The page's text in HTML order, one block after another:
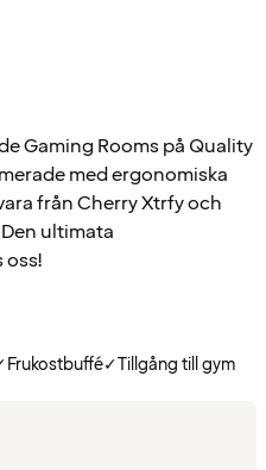
Gaming Rooms på Quality
med ergonomiska
från Cherry Xtrfy och
ultimata
oss!
Frukostbuffé✓Tillgång till gym